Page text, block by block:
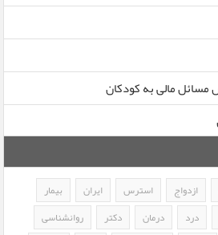
ازدواج استرس ایران
بیمار
درد درمان دکتر
روانشناسی